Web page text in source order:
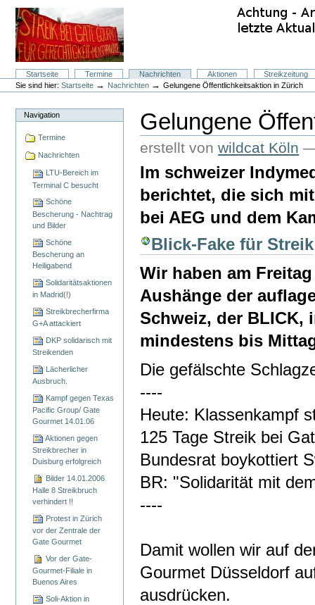
Inhalt
Direkt
Navigation
SektionenStartseite Termine Nachrichten Aktionen
Streikzeitung
Benutzerspezifische
Werkzeuge
Sie sind hier: Startseite → Nachrichten →Gelungene Öffentlichkeitsaktion in Zürich
Navigation
Termine
Nachrichten
LTU-Bereich im
Terminal C besucht
Schöne
Bescherung - Nachtrag
und Bilder
Schöne
Bescherung an
Heiligabend
Solidaritätsaktionen
in Madrid(!)
Streikbrecherfirma
G+A attackiert
DKP solidarisch mit
Streikenden
Lächerlicher
Ausbruch.
Kampf gegen Texas
Pacific Group/ Gate
Gourmet 14.01.06
Aktionen gegen
Streikbrecher in
Duisburg erfolgreich
Bilder 14.01.2006
Halle 8 Streikbruch
verhindert !!
Protest in Zürich
vor der Zentrale der
Gate Gourmet
Vor der Gate-
Gourmet-Filiale in
Buenos Aires
Soli-Aktion in
Gelungene
erstellt vonwildcat Köln
Im schweizer
berichtet, die sich
bei AEG und dem
Blick-Fake für Streik
Wir haben am
Aushänge der
Schweiz, der BLICK,
mindestens bis
Die gefälschte
----
Heute: Klassenkampf
125 Tage Streik bei
Bundesrat boykottiert
BR: "Solidarität mit
----
Damit wollen wir auf
Gourmet Düsseldorf
ausdrücken.